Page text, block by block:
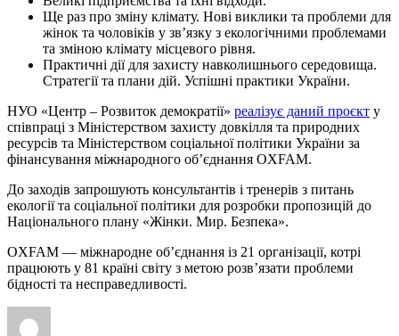
Ще раз про зміну клімату. Нові виклики та проблеми для
жінок та чоловіків у зв’язку з екологічними проблемами
та зміною клімату місцевого рівня.
Практичні дії для захисту навколишнього середовища.
Стратегії та плани дій. Успішні практики України.
НУО «Центр – Розвиток демократії» реалізує даний проєкт у
співпраці з Міністерством захисту довкілля та природних
ресурсів та Міністерством соціальної політики України за
фінансування міжнародного об’єднання OXFAM.
До заходів запрошують консультантів і тренерів з питань
екології та соціальної політики для розробки пропозицій до
Національного плану «Жінки. Мир. Безпека».
OXFAM — міжнародне об’єднання із 21 організації, котрі
працюють у 81 країні світу з метою розв’язати проблеми
бідності та несправедливості.